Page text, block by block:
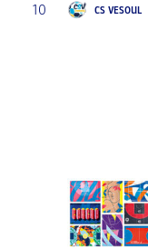
10 CS VESOUL